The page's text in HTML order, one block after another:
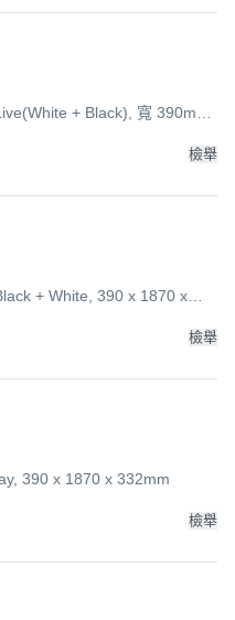
+ Black), 寬 390mm
檢舉
+ White, 390 x 1870 x
檢舉
390 x 1870 x 332mm
檢舉